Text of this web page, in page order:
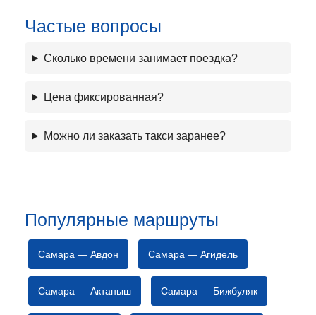
Частые вопросы
Сколько времени занимает поездка?
Цена фиксированная?
Можно ли заказать такси заранее?
Популярные маршруты
Самара — Авдон Самара — Агидель
Самара — Актаныш Самара — Бижбуляк